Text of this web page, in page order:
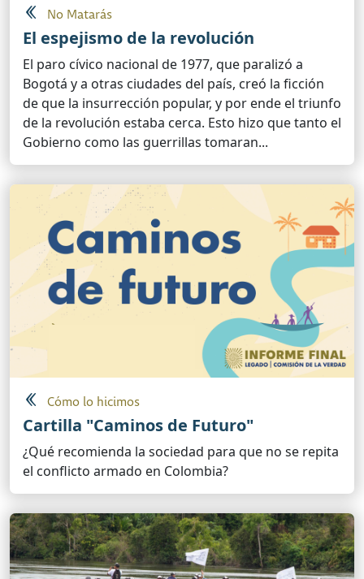
No Matarás
El espejismo de la revolución
El paro cívico nacional de 1977, que paralizó a
Bogotá y a otras ciudades del país, creó la ficción
de que la insurrección popular, y por ende el triunfo
de la revolución estaba cerca. Esto hizo que tanto el
Gobierno como las guerrillas tomaran...
Cómo lo hicimos
Cartilla "Caminos de Futuro"
¿Qué recomienda la sociedad para que no se repita
el conflicto armado en Colombia?